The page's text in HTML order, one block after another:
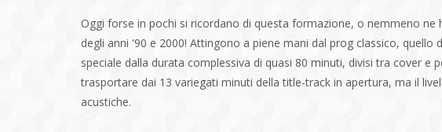
Oggi forse in pochi si ricordano di questa formazione, o nemmeno
degli anni '90 e 2000! Attingono a piene mani dal prog classico,
speciale dalla durata complessiva di quasi 80 minuti, divisi tra cover
trasportare dai 13 variegati minuti della title-track in apertura, ma il
acustiche.